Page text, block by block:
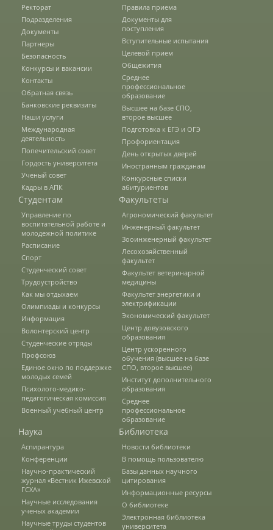
Студенческий отряд «Земляне»
Студенческий отряд «Спасатели»
Студенческий отряд «Строй.ru»
Профсоюз
Единое окно по поддержке молодых
семей
Психолого-медико-педагогическая
Военный учебный центр
Факультеты
Агрономический факультет
Кафедры АФ
История факультета
Учебно-материальная база
Выпускники факультета
Ректорат
Подразделения
Документы
Партнеры
Безопасность
Конкурсы и вакансии
Контакты
Обратная связь
Банковские реквизиты
Наши услуги
Международная
деятельность
Попечительский совет
Гордость университета
Ученый совет
Кадры в АПК
Правила приема
Документы для
поступления
Вступительные испытания
Целевой прием
Общежития
Среднее
профессиональное
образование
Высшее на базе СПО,
второе высшее
Подготовка к ЕГЭ и ОГЭ
Профориентация
День открытых дверей
Иностранным гражданам
Конкурсные списки
абитуриентов
Студентам
Управление по
воспитательной работе и
молодежной политике
Расписание
Спорт
Студенческий совет
Трудоустройство
Как мы отдыхаем
Олимпиады и конкурсы
Информация
Волонтерский центр
Студенческие отряды
Профсоюз
Единое окно по поддержке
молодых семей
Психолого-медико-
педагогическая комиссия
Военный учебный центр
Факультеты
Агрономический факультет
Инженерный факультет
Зооинженерный факультет
Лесохозяйственный
факультет
Факультет ветеринарной
медицины
Факультет энергетики и
электрификации
Экономический факультет
Центр довузовского
образования
Центр ускоренного
обучения (высшее на базе
СПО, второе высшее)
Институт дополнительного
образования
Среднее
профессиональное
образование
Наука
Аспирантура
Конференции
Научно-практический
журнал «Вестник Ижевской
ГСХА»
Научные исследования
ученых академии
Научные труды студентов
Библиотека
Новости библиотеки
В помощь пользователю
Базы данных научного
цитирования
Информационные ресурсы
О библиотеке
Электронная библиотека
университета